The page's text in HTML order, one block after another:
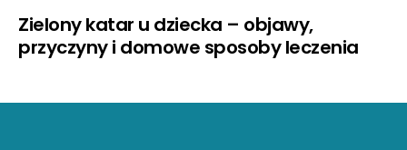
Zielony katar u dziecka – objawy,
przyczyny i domowe sposoby leczenia